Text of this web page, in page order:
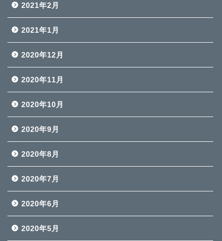
2021年2月
2021年1月
2020年12月
2020年11月
2020年10月
2020年9月
2020年8月
2020年7月
2020年6月
2020年5月